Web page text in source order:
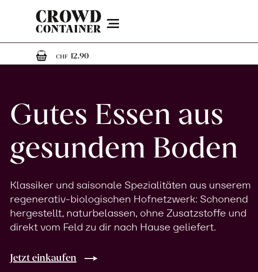
Menu
CHF 12.901 Artikel im Warenkorb
Gutes Essen aus
gesundem Boden
Klassiker und saisonale Spezialitäten aus unserem
regenerativ-biologischen Hofnetzwerk: Schonend
hergestellt, naturbelassen, ohne Zusatzstoffe und
direkt vom Feld zu dir nach Hause geliefert.
Jetzt einkaufen